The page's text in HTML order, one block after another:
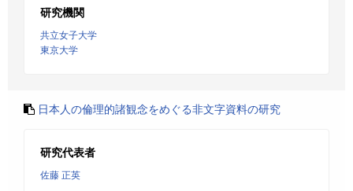
研究機関
共立女子大学
東京大学
日本人の倫理的諸観念をめぐる非文字資料の研究
研究代表者
佐藤 正英